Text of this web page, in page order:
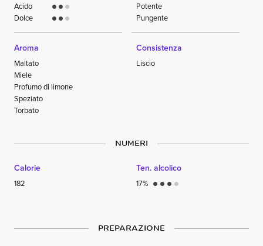
Acido circle circle circle
Dolce circle circle circle
Potente
Pungente
Aroma
Maltato
Miele
Profumo di limone
Speziato
Torbato
Consistenza
Liscio
NUMERI
Calorie
182
Ten. alcolico
17% circle circle circle circle
PREPARAZIONE